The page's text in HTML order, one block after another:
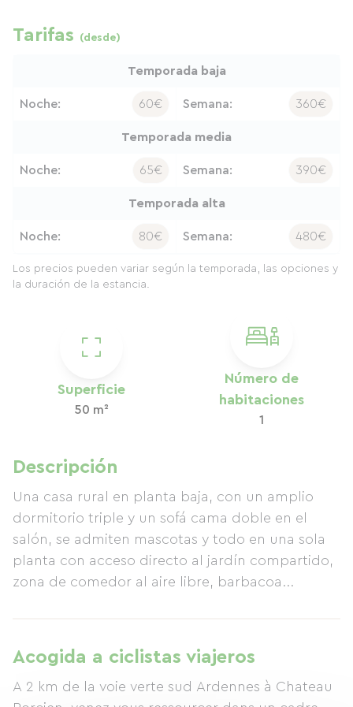
Superficie
50 m²
Número de
habitaciones
1
Descripción
Una casa rural en planta baja, con un amplio
dormitorio triple y un sofá cama doble en el
salón, se admiten mascotas y todo en una sola
planta con acceso directo al jardín compartido,
zona de comedor al aire libre, barbacoa...
Acogida a ciclistas viajeros
A 2 km de la voie verte sud Ardennes à Chateau
Tarifas (desde)
Temporada baja
Noche: 60€ Semana: 360€
Temporada media
Noche: 65€ Semana: 390€
Temporada alta
Noche: 80€ Semana: 480€
Los precios pueden variar según la temporada, las opciones y
la duración de la estancia.